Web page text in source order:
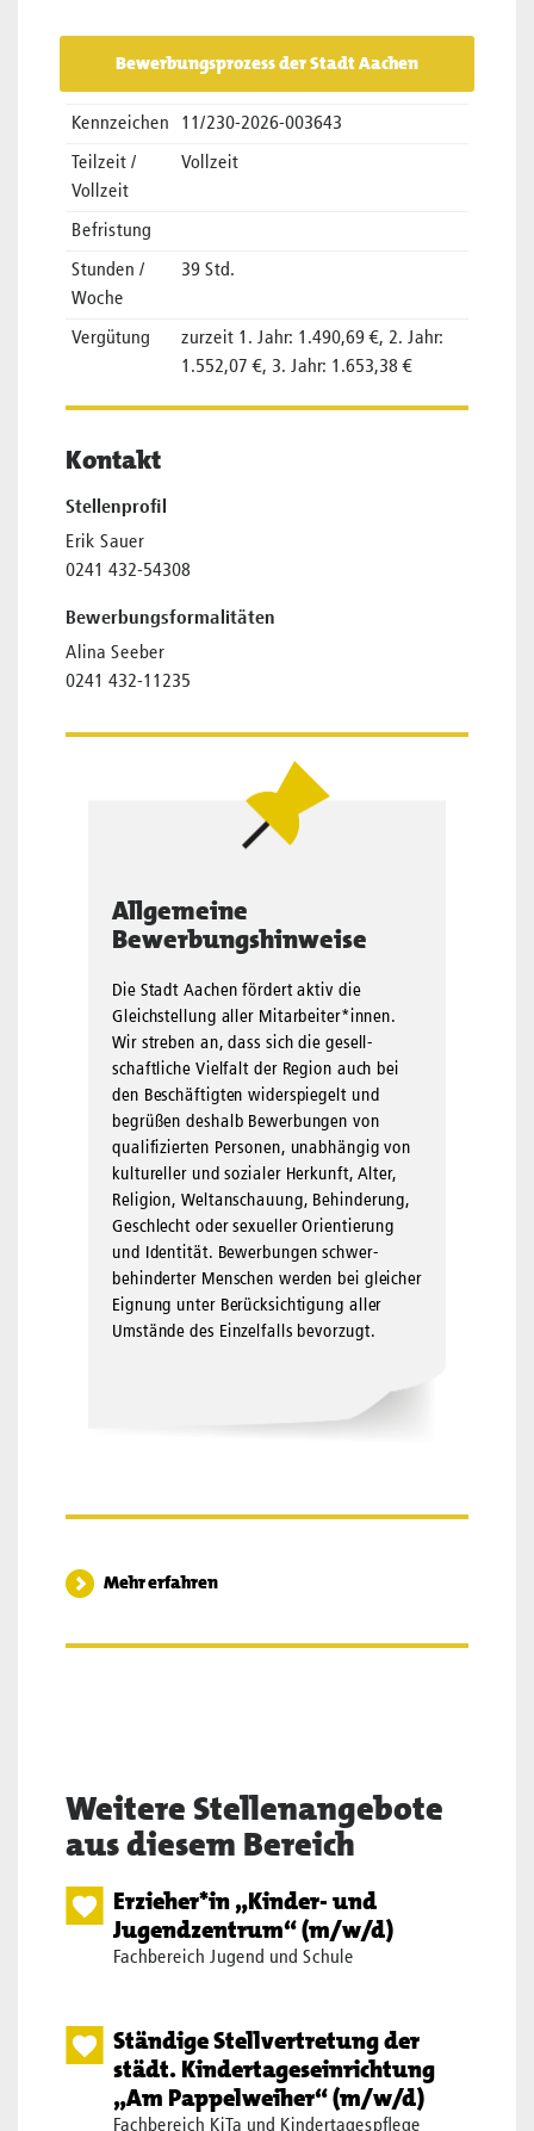
Bewerbungsprozess der Stadt Aachen
Kennzeichen 11/230-2026-003643
Teilzeit /
Vollzeit
Vollzeit
Befristung
Stunden /
Woche
39 Std.
Vergütung
zurzeit 1. Jahr: 1.490,69 €, 2. Jahr:
1.552,07 €, 3. Jahr: 1.653,38 €
Kontakt
Stellenprofil
Erik Sauer
0241 432-54308
Bewerbungsformalitäten
Alina Seeber
0241 432-11235
Allgemeine
Bewerbungshinweise
Die Stadt Aachen fördert aktiv die
Gleichstellung aller Mit­arbei­ter*innen.
Wir streben an, dass sich die gesell­
schaftliche Viel­falt der Region auch bei
den Beschäftigten wider­spiegelt und
begrüßen deshalb Bewerbungen von
qualifizierten Per­sonen, unabhängig von
kultureller und sozialer Herkunft, Alter,
Reli­gion, Welt­anschauung, Behinderung,
Geschlecht oder sexueller Orientierung
und Identität. Bewerbungen schwer­
behinderter Menschen werden bei gleicher
Eignung unter Berück­sichtigung aller
Umstände des Einzelfalls bevorzugt.
Mehr erfahren
Weitere Stellenangebote
aus diesem Bereich
Erzieher*in „Kinder- und
Jugendzentrum“ (m/w/d)
Fachbereich Jugend und Schule
Ständige Stellvertretung der
städt. Kindertageseinrichtung
„Am Pappelweiher“ (m/w/d)
Fachbereich KiTa und Kindertagespflege